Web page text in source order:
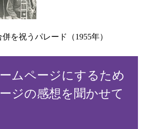
を祝うパレード（1955年）
ムページにするため
ジの感想を聞かせて